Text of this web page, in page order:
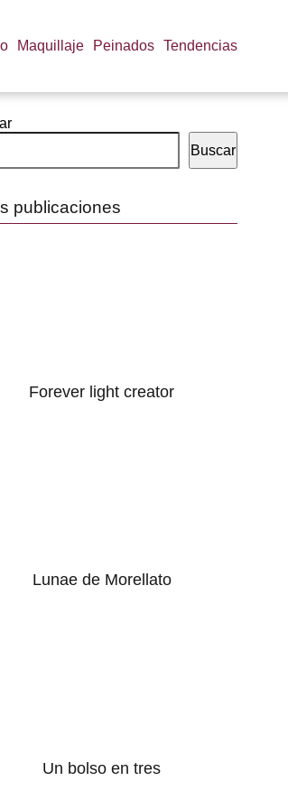
Maquillaje Peinados Tendencias
Buscar
publicaciones
Forever light creator
Lunae de Morellato
Un bolso en tres